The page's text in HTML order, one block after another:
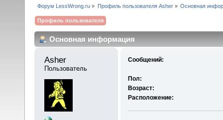
Форум LessWrong.ru » Профиль пользователя Asher» Основная
Профиль пользователя
Основная информация
Asher
Пользователь
Сообщений:
Пол:
Возраст:
Расположение: